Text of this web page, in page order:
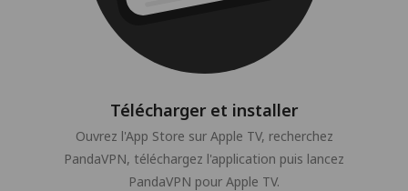
Télécharger et installer
Ouvrez l'App Store sur Apple TV, recherchez
PandaVPN, téléchargez l'application puis lancez
PandaVPN pour Apple TV.